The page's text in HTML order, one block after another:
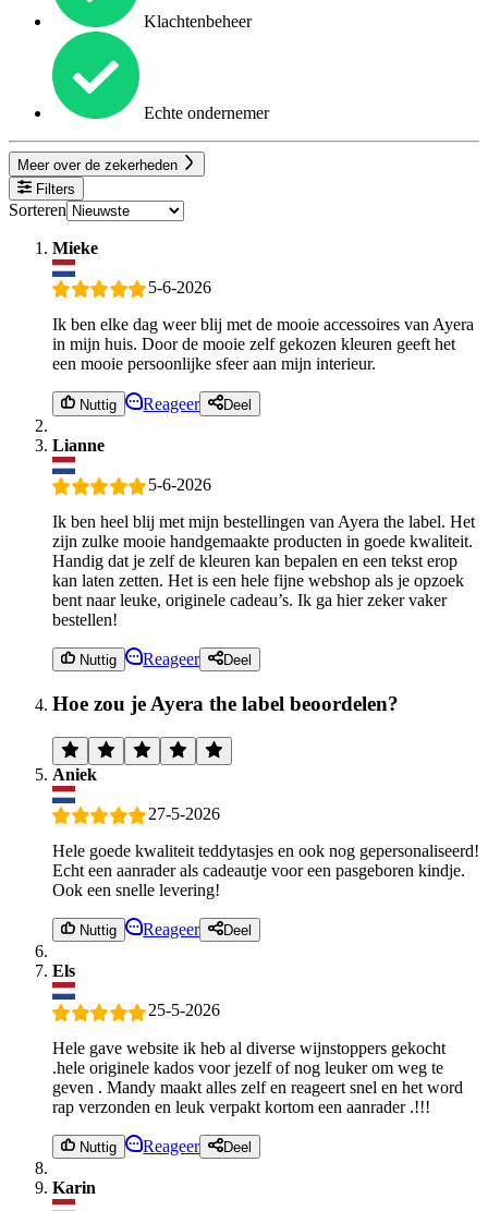
Klachtenbeheer
Echte ondernemer
Meer over de zekerheden
Filters
Sorteren
Mieke
5-6-2026
Ik ben elke dag weer blij met de mooie accessoires van Ayera
in mijn huis. Door de mooie zelf gekozen kleuren geeft het
een mooie persoonlijke sfeer aan mijn interieur.
Nuttig Reageer Deel
Lianne
5-6-2026
Ik ben heel blij met mijn bestellingen van Ayera the label. Het
zijn zulke mooie handgemaakte producten in goede kwaliteit.
Handig dat je zelf de kleuren kan bepalen en een tekst erop
kan laten zetten. Het is een hele fijne webshop als je opzoek
bent naar leuke, originele cadeau’s. Ik ga hier zeker vaker
bestellen!
Nuttig Reageer Deel
Hoe zou je Ayera the label beoordelen?
Aniek
27-5-2026
Hele goede kwaliteit teddytasjes en ook nog gepersonaliseerd!
Echt een aanrader als cadeautje voor een pasgeboren kindje.
Ook een snelle levering!
Nuttig Reageer Deel
Els
25-5-2026
Hele gave website ik heb al diverse wijnstoppers gekocht
.hele originele kados voor jezelf of nog leuker om weg te
geven . Mandy maakt alles zelf en reageert snel en het word
rap verzonden en leuk verpakt kortom een aanrader .!!!
Nuttig Reageer Deel
Karin